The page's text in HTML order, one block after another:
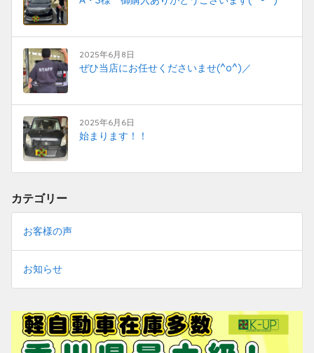
2025年6月8日
ぜひ当店にお任せくださいませ(^o^)／
2025年6月6日
始まります！！
カテゴリー
お客様の声
お知らせ